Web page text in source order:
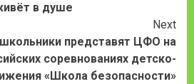
в душе
Next
представят ЦФО на
соревнованиях детско-
«Школа безопасности»